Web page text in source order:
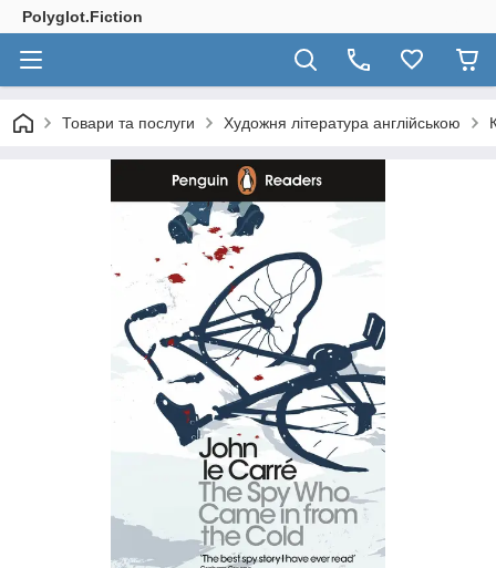
Polyglot.Fiction
Товари та послуги Художня література англійською